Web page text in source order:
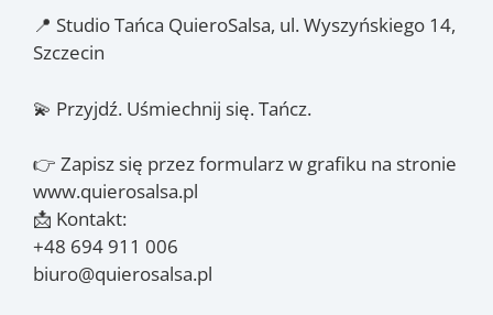
📍 Studio Tańca QuieroSalsa, ul. Wyszyńskiego 14,
Szczecin
💫 Przyjdź. Uśmiechnij się. Tańcz.
👉 Zapisz się przez formularz w grafiku na stronie
www.quierosalsa.pl
📩 Kontakt:
+48 694 911 006
biuro@quierosalsa.pl